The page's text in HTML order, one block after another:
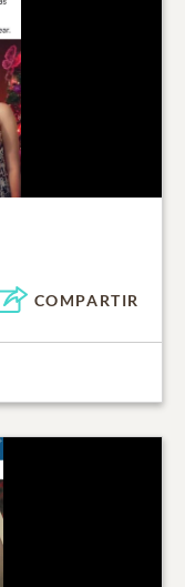
COMPARTIR